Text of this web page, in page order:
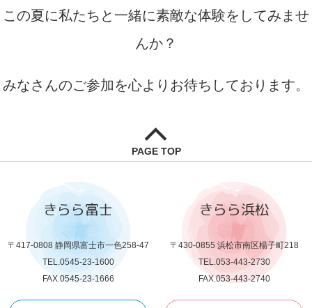
この夏に私たちと一緒に素敵な体験をしてみませ
んか？
みなさんのご参加を心よりお待ちしております。
PAGE TOP
きらら富士
〒417-0808 静岡県富士市一色258-47
TEL.0545-23-1600
FAX.0545-23-1666
きらら浜松
〒430-0855 浜松市南区楊子町218
TEL.053-443-2730
FAX.053-443-2740